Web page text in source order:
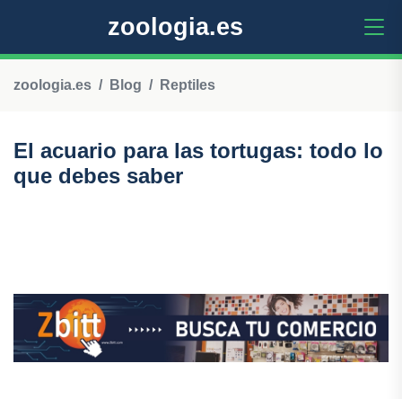
zoologia.es
zoologia.es Blog Reptiles
El acuario para las tortugas: todo lo
que debes saber